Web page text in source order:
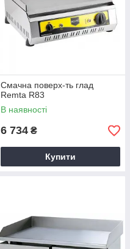
Смачна поверх-ть глад
Remta R83
В наявності
6 734 ₴
Купити